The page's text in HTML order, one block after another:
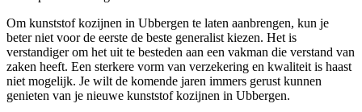
Om kunststof kozijnen in Ubbergen te laten aanbrengen, kun je
beter niet voor de eerste de beste generalist kiezen. Het is
verstandiger om het uit te besteden aan een vakman die verstand van
zaken heeft. Een sterkere vorm van verzekering en kwaliteit is haast
niet mogelijk. Je wilt de komende jaren immers gerust kunnen
genieten van je nieuwe kunststof kozijnen in Ubbergen.